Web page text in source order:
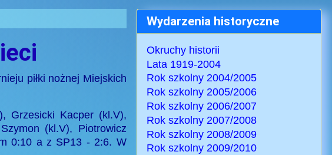
piłki nożnej Miejskich
Grzesicki Kacper (kl.V),
(kl.V), Piotrowicz
0:10 a z SP13 - 2:6. W
Wydarzenia historyczne
Okruchy historii
Lata 1919-2004
Rok szkolny 2004/2005
Rok szkolny 2005/2006
Rok szkolny 2006/2007
Rok szkolny 2007/2008
Rok szkolny 2008/2009
Rok szkolny 2009/2010